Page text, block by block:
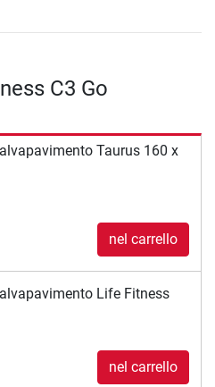
C3 Go
Taurus 160 x
nel carrello
Life Fitness
nel carrello